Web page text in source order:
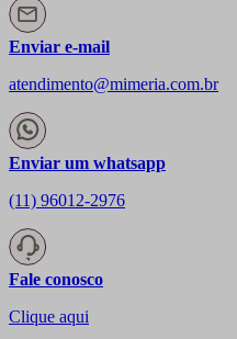
Enviar e-mail
atendimento@mimeria.com.br
Enviar um whatsapp
(11) 96012-2976
Fale conosco
Clique aqui